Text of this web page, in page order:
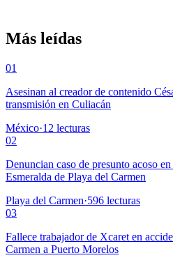
Más leídas
01
Asesinan al creador de contenido
transmisión en Culiacán
México·12 lecturas
02
Denuncian caso de presunto acoso
Esmeralda de Playa del Carmen
Playa del Carmen·596 lecturas
03
Fallece trabajador de Xcaret en
Carmen a Puerto Morelos